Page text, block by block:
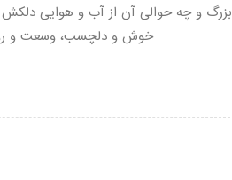
بزرگ و چه حوالی آن از آب و هوایی دلکش
خوش و دلچسب، وسعت و